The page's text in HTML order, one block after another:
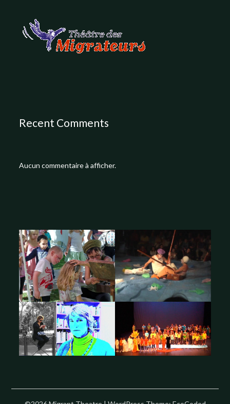
Recent Comments
Aucun commentaire à afficher.